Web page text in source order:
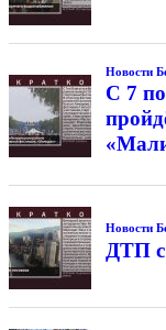
Новости
С 7
Новости
ДТП с